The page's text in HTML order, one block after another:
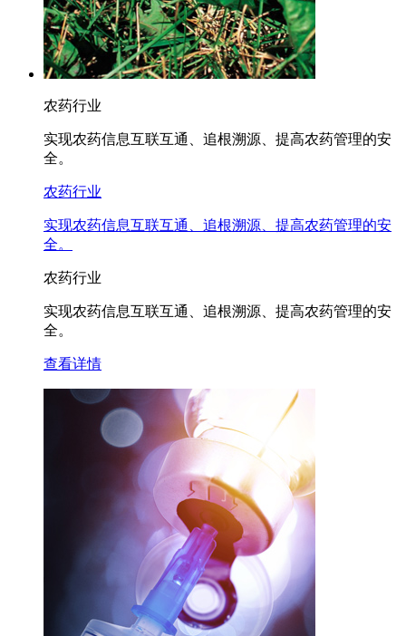
农药行业
实现农药信息互联互通、追根溯源、提高农药管理的安
全。
农药行业
实现农药信息互联互通、追根溯源、提高农药管理的安
全。
农药行业
实现农药信息互联互通、追根溯源、提高农药管理的安
全。
查看详情